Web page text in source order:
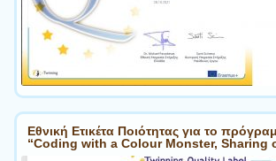
Εθνική Ετικέτα Ποιότητας για το
“Coding with a Colour Monster, Sharing